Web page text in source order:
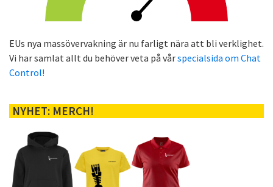
EUs nya massövervakning är nu farligt nära att bli verklighet.
Vi har samlat allt du behöver veta på vårspecialsida om Chat
Control!
NYHET: MERCH!